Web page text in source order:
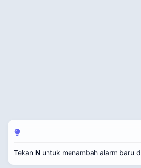
Tekan N untuk menambah alarm baru